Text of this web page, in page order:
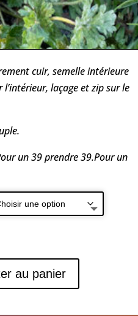
cuir, semelle intérieure
laçage et zip sur le
un 39 prendre 39.Pour un
au panier